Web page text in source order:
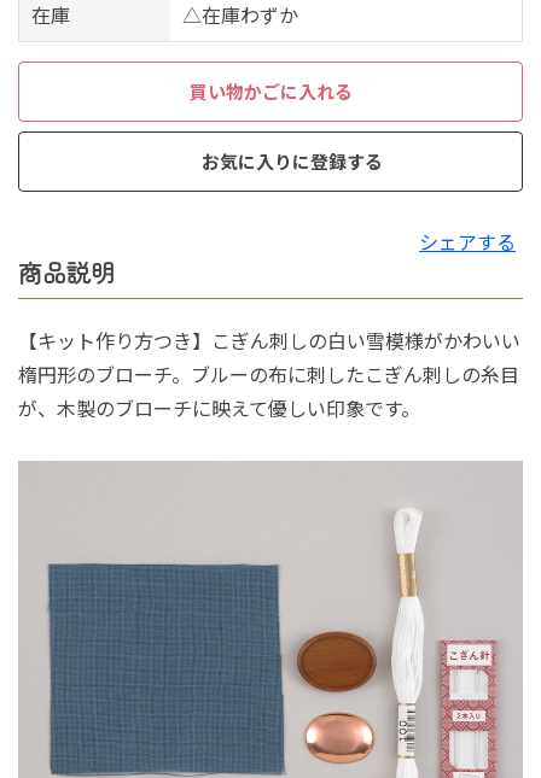
在庫
△在庫わずか
買い物かごに入れる
お気に入りに登録する
シェアする
商品説明
【キット作り方つき】こぎん刺しの白い雪模様がかわいい
楕円形のブローチ。ブルーの布に刺したこぎん刺しの糸目
が、木製のブローチに映えて優しい印象です。